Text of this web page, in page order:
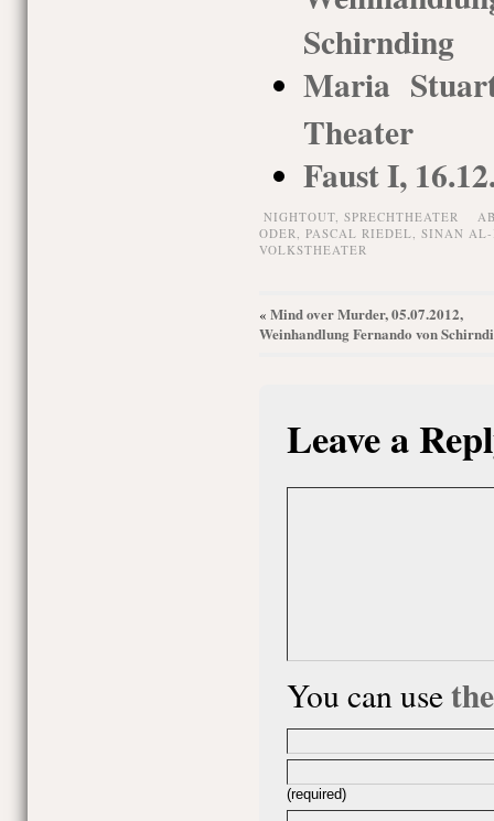
Schirnding
Maria
Theater
Faust I,
NIGHTOUT, SPRECHTHEATER
ODER, PASCAL RIEDEL, SINAN
VOLKSTHEATER
« Mind over Murder, 05.07.2012,
Weinhandlung Fernando von
Leave a
You can use
(required)